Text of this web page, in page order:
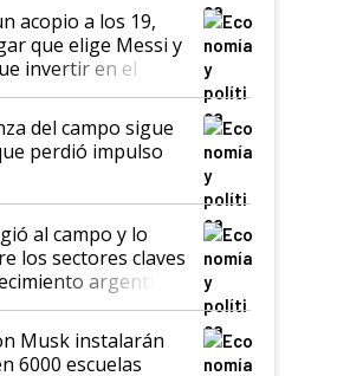
acopio a los 19,
que elige Messi y
invertir en el
era como "darle
para droga":
el libertario
dura crisis salió
del campo sigue
perdió impulso
al campo y lo
los sectores claves
argentino
Musk instalarán
6000 escuelas